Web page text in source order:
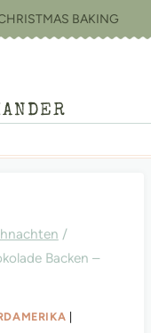
BAKING
/
Backen –